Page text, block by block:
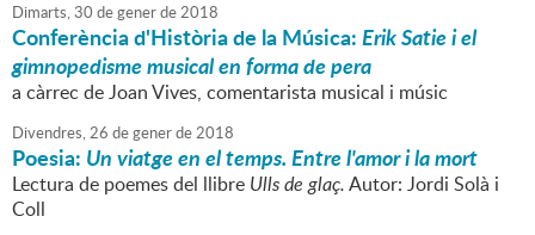
Dimarts,30 degenerde2018
Conferència d'Història de la Música:Erik Satie i el
gimnopedisme musical en forma de pera
a càrrec de Joan Vives, comentarista musical i músic
Divendres,26 degenerde2018
Poesia: Un viatge en el temps. Entre l'amor i la mort
Lectura de poemes del llibre Ulls de glaç.Autor: Jordi Solà i
Coll